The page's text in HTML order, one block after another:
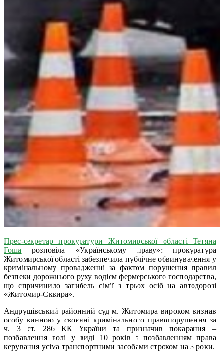
Прес-секретар прокуратури Житомирської області Тетяна
Гоша розповіла «Українському праву»: прокуратура
Житомирської області забезпечила публічне обвинувачення у
кримінальному провадженні за фактом порушення правил
безпеки дорожнього руху водієм фермерського господарства,
що спричинило загибель сім’ї з трьох осіб на автодорозі
«Житомир-Сквира».
Андрушівський районний суд м. Житомира вироком визнав
особу винною у скоєнні кримінального правопорушення за
ч. 3 ст. 286 КК України та призначив покарання –
позбавлення волі у виді 10 років з позбавленням права
керування усіма транспортними засобами строком на 3 роки.